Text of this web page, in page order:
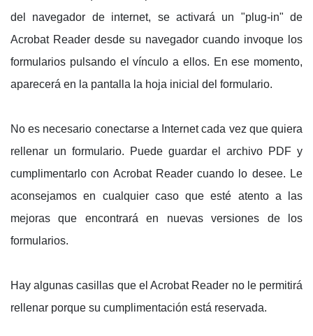
del navegador de internet, se activará un "plug-in" de
Acrobat Reader desde su navegador cuando invoque los
formularios pulsando el vínculo a ellos. En ese momento,
aparecerá en la pantalla la hoja inicial del formulario.
No es necesario conectarse a Internet cada vez que quiera
rellenar un formulario. Puede guardar el archivo PDF y
cumplimentarlo con Acrobat Reader cuando lo desee. Le
aconsejamos en cualquier caso que esté atento a las
mejoras que encontrará en nuevas versiones de los
formularios.
Hay algunas casillas que el Acrobat Reader no le permitirá
rellenar porque su cumplimentación está reservada.